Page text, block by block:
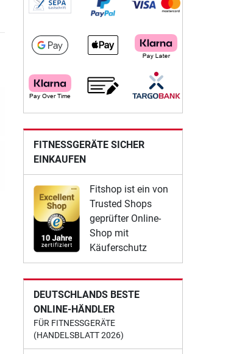
FITNESSGERÄTE SICHER
EINKAUFEN
Fitshop ist ein von
Trusted Shops
geprüfter Online-
Shop mit
Käuferschutz
DEUTSCHLANDS BESTE
ONLINE-HÄNDLER
FÜR FITNESSGERÄTE
(HANDELSBLATT 2026)